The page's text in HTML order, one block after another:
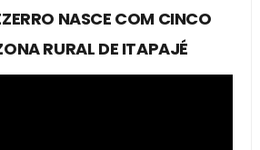
NASCE COM CINCO
RURAL DE ITAPAJÉ